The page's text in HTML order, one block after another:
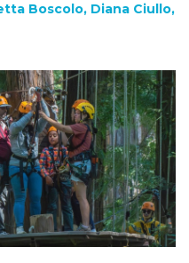
Boscolo, Diana Ciullo,